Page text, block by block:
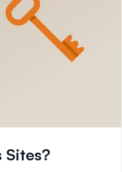
Sites?